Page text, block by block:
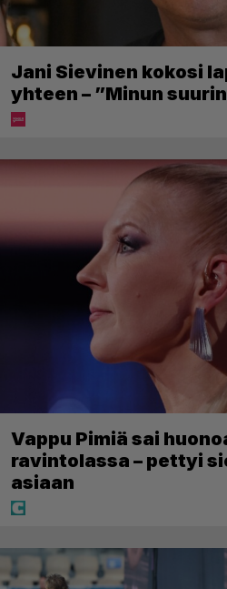
Jani Sievinen kokosi
yhteen – ”Minun
Vappu Pimiä sai
ravintolassa – pettyi
asiaan